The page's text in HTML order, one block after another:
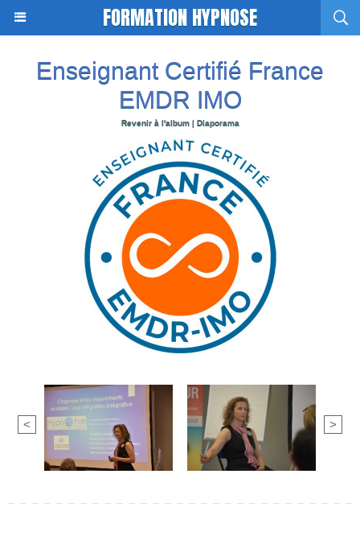
FORMATION HYPNOSE
Enseignant Certifié France
EMDR IMO
Revenir à l'album | Diaporama
< >